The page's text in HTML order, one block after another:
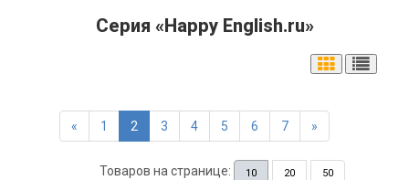
Серия «Happy English.ru»
« 1 2 3 4 5 6 7 »
Товаров на странице: 10 20 50